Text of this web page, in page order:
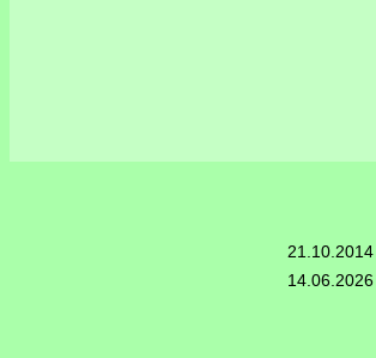
21.10.2014
14.06.2026